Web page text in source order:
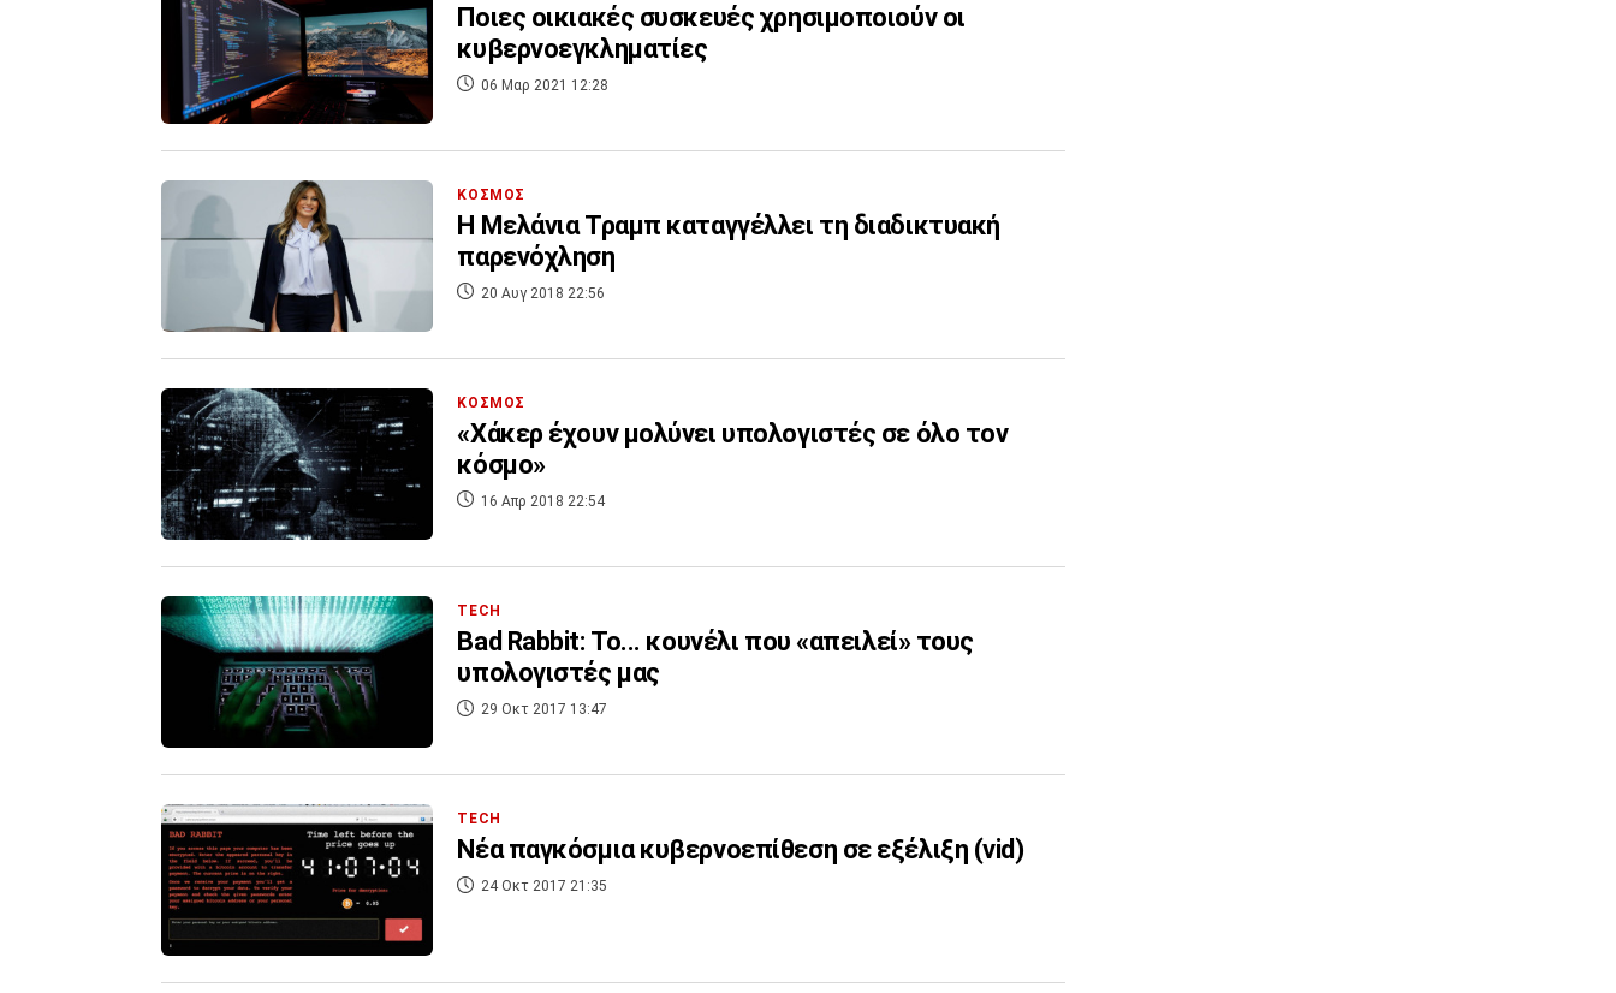
Ποιες οικιακές συσκευές χρησιμοποιούν οι
κυβερνοεγκληματίες
06 Μαρ 2021 12:28
ΚΟΣΜΟΣ
Η Μελάνια Τραμπ καταγγέλλει τη διαδικτυακή
παρενόχληση
20 Αυγ 2018 22:56
ΚΟΣΜΟΣ
«Χάκερ έχουν μολύνει υπολογιστές σε όλο τον
κόσμο»
16 Απρ 2018 22:54
TECH
Bad Rabbit: Το... κουνέλι που «απειλεί» τους
υπολογιστές μας
29 Οκτ 2017 13:47
TECH
Νέα παγκόσμια κυβερνοεπίθεση σε εξέλιξη (vid)
24 Οκτ 2017 21:35